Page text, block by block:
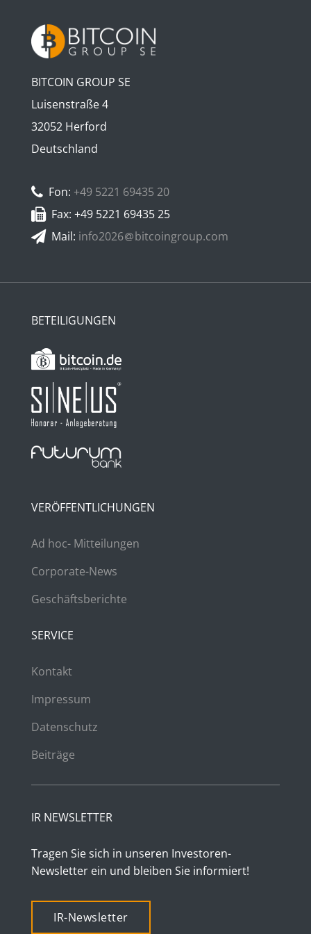
BITCOIN GROUP SE
Luisenstraße 4
32052 Herford
Deutschland
Fon: +49 5221 69435 20
Fax: +49 5221 69435 25
Mail: info2026 bitcoingroup.com
BETEILIGUNGEN
VERÖFFENTLICHUNGEN
Ad hoc- Mitteilungen
Corporate-News
Geschäftsberichte
SERVICE
Kontakt
Impressum
Datenschutz
Beiträge
IR NEWSLETTER
Tragen Sie sich in unseren Investoren-
Newsletter ein und bleiben Sie informiert!
IR-Newsletter